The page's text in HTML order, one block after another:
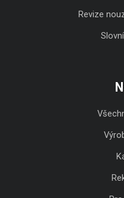
Revize